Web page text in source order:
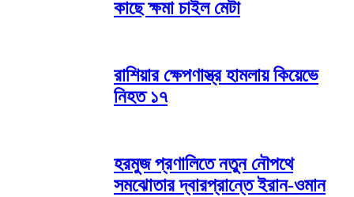
কাছে ক্ষমা চাইল মেটা
রাশিয়ার ক্ষেপণাস্ত্র হামলায় কিয়েভে
নিহত ১৭
হরমুজ প্রণালিতে নতুন নৌপথে
সমঝোতার দ্বারপ্রান্তে ইরান-ওমান